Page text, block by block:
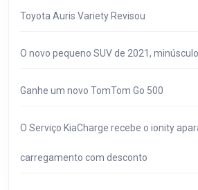
Toyota Auris Variety Revisou
O novo pequeno SUV de 2021,
Ganhe um novo TomTom Go 500
O Serviço KiaCharge recebe o ionity
carregamento com desconto